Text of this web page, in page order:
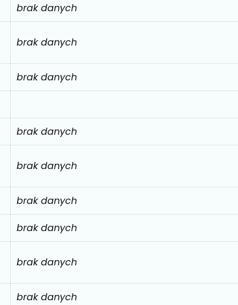
brak danych
brak danych
brak danych
brak danych
brak danych
brak danych
brak danych
brak danych
brak danych